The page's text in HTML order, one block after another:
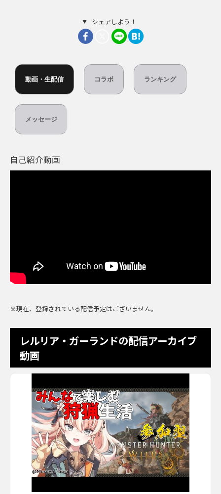
シェアしよう！
動画・生配信 コラボ ランキング
メッセージ
自己紹介動画
※現在、登録されている配信予定はございません。
レルリア・ガーランドの配信アーカイブ
動画